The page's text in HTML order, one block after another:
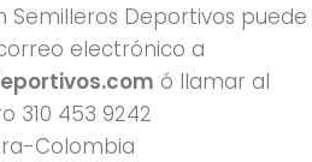
Semilleros Deportivos puede
electrónico a
ó llamar al
310 453 9242
Colombia